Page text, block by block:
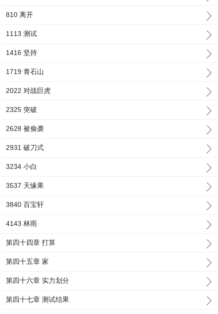
810 离开
1113 测试
1416 坚持
1719 青石山
2022 对战巨虎
2325 突破
2628 被偷袭
2931 破刀式
3234 小白
3537 天缘果
3840 百宝轩
4143 林雨
第四十四章 打算
第四十五章 家
第四十六章 实力划分
第四十七章 测试结果